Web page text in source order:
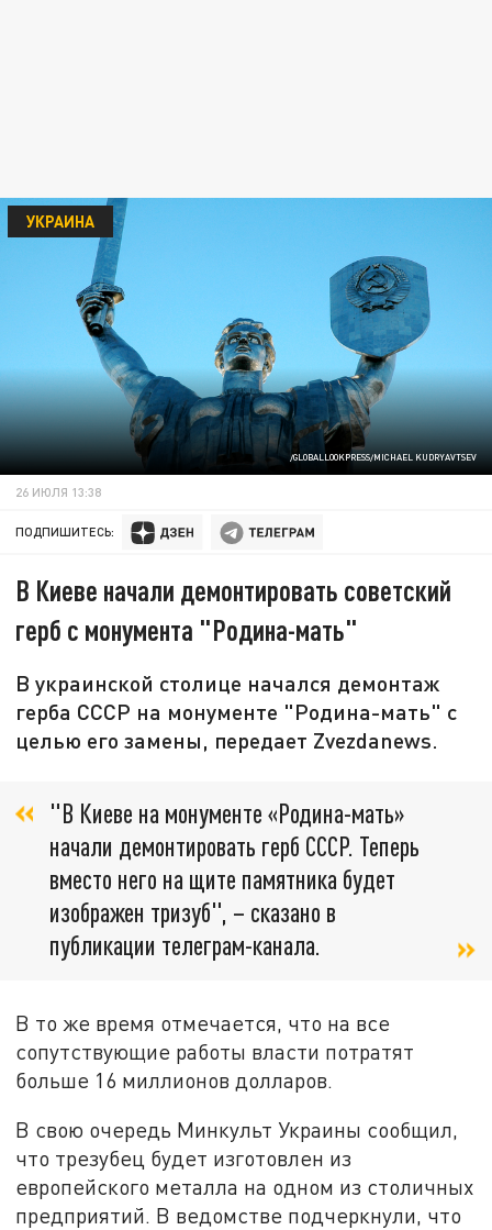
/GLOBALLOOKPRESS/MICHAEL KUDRYAVTSEV
УКРАИНА
26 ИЮЛЯ 13:38
ПОДПИШИТЕСЬ:
В Киеве начали демонтировать советский
герб с монумента "Родина-мать"
В украинской столице начался демонтаж
герба СССР на монументе "Родина-мать" с
целью его замены, передает Zvezdanews.
"В Киеве на монументе «Родина-мать»
начали демонтировать герб СССР. Теперь
вместо него на щите памятника будет
изображен тризуб", – сказано в
публикации телеграм-канала.
В то же время отмечается, что на все
сопутствующие работы власти потратят
больше 16 миллионов долларов.
В свою очередь Минкульт Украины сообщил,
что трезубец будет изготовлен из
европейского металла на одном из столичных
предприятий. В ведомстве подчеркнули, что